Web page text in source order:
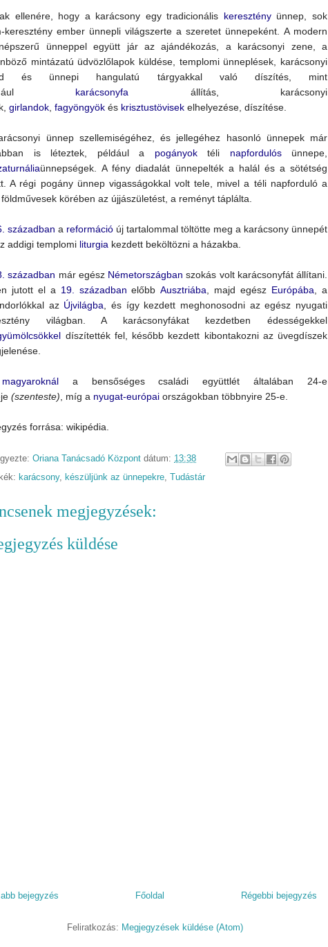
ellenére, hogy a karácsony egy tradicionális keresztényünnep, sok
keresztény ember ünnepli világszerte a szeretet ünnepeként. A modern
ünneppel együtt jár az ajándékozás, a karácsonyi zene, a
mintázatú üdvözlőlapok küldése, templomi ünneplések, karácsonyi
és ünnepi hangulatú tárgyakkal való díszítés, mint
karácsonyfa állítás, karácsonyi
girlandok, fagyöngyök és krisztustövisek elhelyezése, díszítése.
ünnep szellemiségéhez, és jellegéhez hasonló ünnepek már
is léteztek, például a pogányoktéli napfordulósünnepe,
ünnepségek.A fény diadalát ünnepelték a halál és a sötétség
A régi pogány ünnep vigasságokkal volt tele, mivel a téli napforduló a
körében az újjászületést, a reményt táplálta.
században a reformáció új tartalommal töltötte meg a karácsony ünnepét
addigi templomi liturgia kezdett beköltözni a házakba.
században már egész Németországban szokás volt karácsonyfát állítani.
jutott el a 19. században előbbAusztriába, majd egész Európába, a
az Újvilágba, és így kezdett meghonosodni az egész nyugati
világban. A karácsonyfákat kezdetben édességekkel
díszítették fel, később kezdett kibontakozni az üvegdíszek
magyaroknála bensőséges családi együttlét általában 24-e
(szenteste), míg a nyugat-európai országokban többnyire 25-e.
forrása: wikipédia.
Oriana Tanácsadó Központ dátum: 13:38
karácsony, készüljünk az ünnepekre, Tudástár
megjegyzések:
küldése
bejegyzés Régebbi bejegyzés
Főoldal
Feliratkozás: Megjegyzések küldése (Atom)